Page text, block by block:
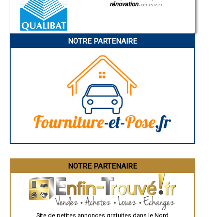
- Réhabilitation de maison ancienne à Nieppe
- Réhabilitation de maison ancienne à Wavrin
- Réhabilitation de maison ancienne à Auby
- Réhabilitation de maison ancienne à Aulnoy-lez-Valenciennes
- Réhabilitation de maison ancienne à Téteghem
- Réhabilitation de maison ancienne à Feignies
- Réhabilitation de maison ancienne à Le Cateau-Cambrésis
- Réhabilitation de maison ancienne à Quesnoy-sur-Deûle
- Réhabilitation de maison ancienne à Beuvrages
- Réhabilitation de maison ancienne à Louvroil
- Réhabilitation de maison ancienne à Bourbourg
- Réhabilitation de maison ancienne à Cuincy
- Réhabilitation de maison ancienne à Trith-Saint-Léger
- Réhabilitation de maison ancienne à Lallaing
- Réhabilitation de maison ancienne à Roost-Warendin
- Réhabilitation de maison ancienne à La Bassée
- Réhabilitation de maison ancienne à Estaires
- Réhabilitation de maison ancienne à Pecquencourt
- Réhabilitation de maison ancienne à La Gorgue
- Réhabilitation de maison ancienne à Quiévrechain
- Réhabilitation de maison ancienne à Templeuve
rénovation. N°E157671
NOTRE PARTENAIRE
NOTRE PARTENAIRE
Site de petites annonces gratuites dans le Nord